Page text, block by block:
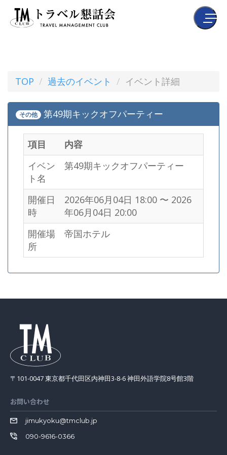
TOP 過去のイベント イベント詳細
その他 第49期キックオフパーティー
項目
内容
イベン
ト名
第49期キックオフパーティー
開催日
時
2026年06月04日 18:00 〜 2026
年06月04日 20:00
開催場
所
帝国ホテル
〒101-0047 東京都千代田区内神田3-8-6 神田外語学院8号館3階
お問い合わせ
jimukyoku@tmclub.jp
090-9616-0366